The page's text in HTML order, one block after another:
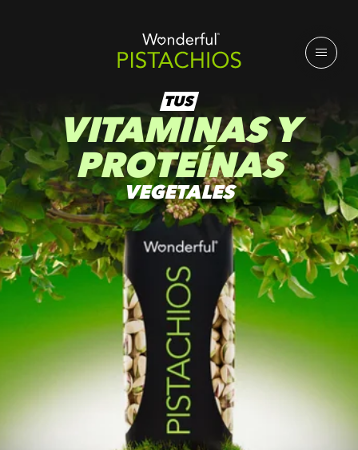
TUS
VITAMINAS Y
PROTEÍNAS
VEGETALES